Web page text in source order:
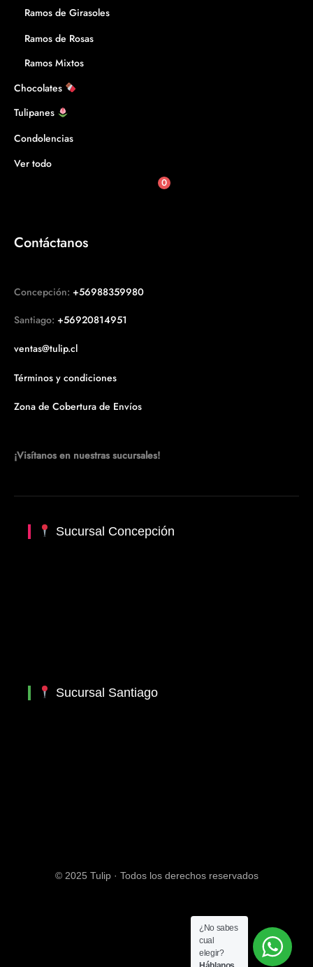
Ramos de Girasoles
Ramos de Rosas
Ramos Mixtos
Chocolates
Tulipanes
Condolencias
Ver todo
0
Contáctanos
Concepción: +56988359980
Santiago: +56920814951
ventas@tulip.cl
Términos y condiciones
Zona de Cobertura de Envíos
¡Visítanos en nuestras sucursales!
Sucursal Concepción
Sucursal Santiago
© 2025 Tulip · Todos los derechos reservados
¿No sabes
cual
elegir?